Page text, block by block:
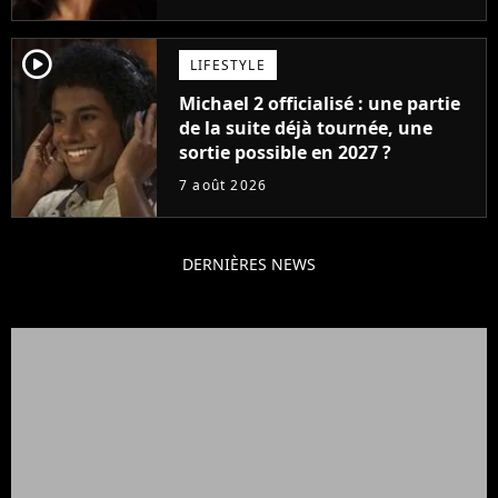
player2 LIFESTYLE
Michael 2 officialisé : une partie
de la suite déjà tournée, une
sortie possible en 2027 ?
7 août 2026
DERNIÈRES NEWS